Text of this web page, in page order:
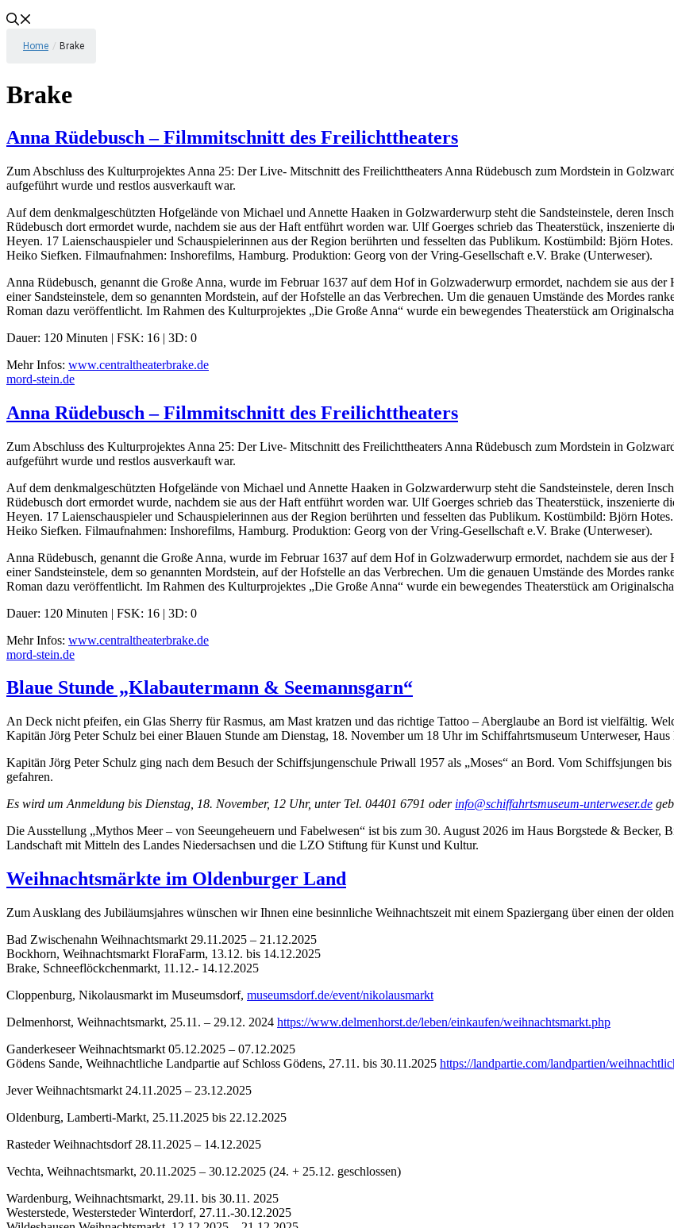
Home / Brake
Brake
Anna Rüdebusch – Filmmitschnitt des Freilichttheaters
Zum Abschluss des Kulturprojektes Anna 25: Der Live- Mitschnitt des Freilichttheaters Anna Rüdebusch zum Mordstein in
aufgeführt wurde und restlos ausverkauft war.
Auf dem denkmalgeschützten Hofgelände von Michael und Annette Haaken in Golzwarderwurp steht die Sandsteinstele, deren
Rüdebusch dort ermordet wurde, nachdem sie aus der Haft entführt worden war. Ulf Goerges schrieb das Theaterstück,
Heyen. 17 Laienschauspieler und Schauspielerinnen aus der Region berührten und fesselten das Publikum. Kostümbild: Björn
Heiko Siefken. Filmaufnahmen: Inshorefilms, Hamburg. Produktion: Georg von der Vring-Gesellschaft e.V. Brake (Unterweser).
Anna Rüdebusch, genannt die Große Anna, wurde im Februar 1637 auf dem Hof in Golzwaderwurp ermordet, nachdem sie aus
einer Sandsteinstele, dem so genannten Mordstein, auf der Hofstelle an das Verbrechen. Um die genauen Umstände des Mordes
Roman dazu veröffentlicht. Im Rahmen des Kulturprojektes „Die Große Anna“ wurde ein bewegendes Theaterstück am
Dauer: 120 Minuten | FSK: 16 | 3D: 0
Mehr Infos: www.centraltheaterbrake.de
mord-stein.de
Anna Rüdebusch – Filmmitschnitt des Freilichttheaters
Zum Abschluss des Kulturprojektes Anna 25: Der Live- Mitschnitt des Freilichttheaters Anna Rüdebusch zum Mordstein in
aufgeführt wurde und restlos ausverkauft war.
Auf dem denkmalgeschützten Hofgelände von Michael und Annette Haaken in Golzwarderwurp steht die Sandsteinstele, deren
Rüdebusch dort ermordet wurde, nachdem sie aus der Haft entführt worden war. Ulf Goerges schrieb das Theaterstück,
Heyen. 17 Laienschauspieler und Schauspielerinnen aus der Region berührten und fesselten das Publikum. Kostümbild: Björn
Heiko Siefken. Filmaufnahmen: Inshorefilms, Hamburg. Produktion: Georg von der Vring-Gesellschaft e.V. Brake (Unterweser).
Anna Rüdebusch, genannt die Große Anna, wurde im Februar 1637 auf dem Hof in Golzwaderwurp ermordet, nachdem sie aus
einer Sandsteinstele, dem so genannten Mordstein, auf der Hofstelle an das Verbrechen. Um die genauen Umstände des Mordes
Roman dazu veröffentlicht. Im Rahmen des Kulturprojektes „Die Große Anna“ wurde ein bewegendes Theaterstück am
Dauer: 120 Minuten | FSK: 16 | 3D: 0
Mehr Infos: www.centraltheaterbrake.de
mord-stein.de
Blaue Stunde „Klabautermann & Seemannsgarn“
An Deck nicht pfeifen, ein Glas Sherry für Rasmus, am Mast kratzen und das richtige Tattoo – Aberglaube an Bord ist vielfältig.
Kapitän Jörg Peter Schulz bei einer Blauen Stunde am Dienstag, 18. November um 18 Uhr im Schiffahrtsmuseum Unterweser,
Kapitän Jörg Peter Schulz ging nach dem Besuch der Schiffsjungenschule Priwall 1957 als „Moses“ an Bord. Vom Schiffsjungen
gefahren.
Es wird um Anmeldung bis Dienstag, 18. November, 12 Uhr, unter Tel. 04401 6791 oder info@schiffahrtsmuseum-unterweser.de
Die Ausstellung „Mythos Meer – von Seeungeheuern und Fabelwesen“ ist bis zum 30. August 2026 im Haus Borgstede & Becker,
Landschaft mit Mitteln des Landes Niedersachsen und die LZO Stiftung für Kunst und Kultur.
Weihnachtsmärkte im Oldenburger Land
Zum Ausklang des Jubiläumsjahres wünschen wir Ihnen eine besinnliche Weihnachtszeit mit einem Spaziergang über einen der
Bad Zwischenahn Weihnachtsmarkt 29.11.2025 – 21.12.2025
Bockhorn, Weihnachtsmarkt FloraFarm, 13.12. bis 14.12.2025
Brake, Schneeflöckchenmarkt, 11.12.- 14.12.2025
Cloppenburg, Nikolausmarkt im Museumsdorf, museumsdorf.de/event/nikolausmarkt
Delmenhorst, Weihnachtsmarkt, 25.11. – 29.12. 2024 https://www.delmenhorst.de/leben/einkaufen/weihnachtsmarkt.php
Ganderkeseer Weihnachtsmarkt 05.12.2025 – 07.12.2025
Gödens Sande, Weihnachtliche Landpartie auf Schloss Gödens, 27.11. bis 30.11.2025 https://landpartie.com/landpartien/
Jever Weihnachtsmarkt 24.11.2025 – 23.12.2025
Oldenburg, Lamberti-Markt, 25.11.2025 bis 22.12.2025
Rasteder Weihnachtsdorf 28.11.2025 – 14.12.2025
Vechta, Weihnachtsmarkt, 20.11.2025 – 30.12.2025 (24. + 25.12. geschlossen)
Wardenburg, Weihnachtsmarkt, 29.11. bis 30.11. 2025
Westerstede, Westersteder Winterdorf, 27.11.-30.12.2025